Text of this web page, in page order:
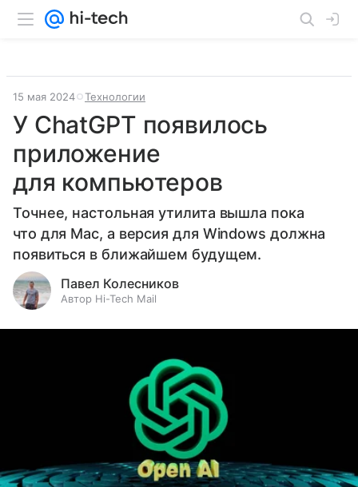
15 мая 2024 Технологии
У ChatGPT появилось
приложение
для компьютеров
Точнее, настольная утилита вышла пока
что для Mac, а версия для Windows должна
появиться в ближайшем будущем.
Павел Колесников
Автор Hi-Tech Mail